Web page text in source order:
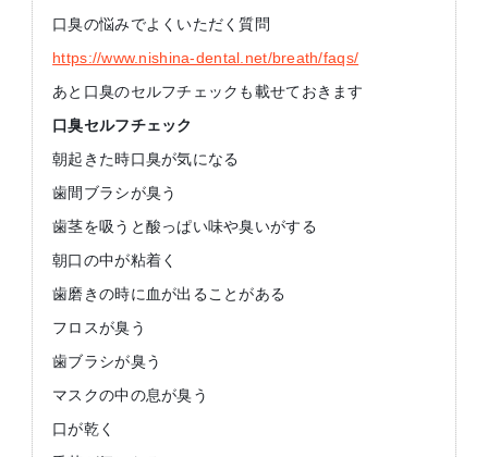
口臭の悩みでよくいただく質問
https://www.nishina-dental.net/breath/faqs/
あと口臭のセルフチェックも載せておきます
口臭セルフチェック
朝起きた時口臭が気になる
歯間ブラシが臭う
歯茎を吸うと酸っぱい味や臭いがする
朝口の中が粘着く
歯磨きの時に血が出ることがある
フロスが臭う
歯ブラシが臭う
マスクの中の息が臭う
口が乾く